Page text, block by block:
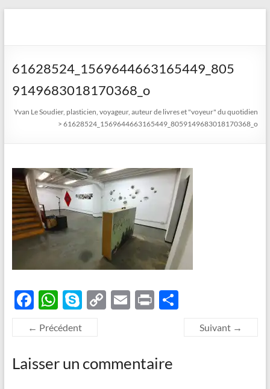
voyageur, auteur de livres
et "voyeur" du quotidien
61628524_1569644663165449_805
9149683018170368_o
Yvan Le Soudier, plasticien, voyageur, auteur de livres et "voyeur" du quotidien
>61628524_1569644663165449_8059149683018170368_o
F
ac
e
b
o
W
h
at
s
A
S
y
p
e
C
y
Li
E P P
← Précédent Suivant →
Laisser un commentaire